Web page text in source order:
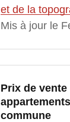
et de la
Mis à jour le
Prix de vente
commune